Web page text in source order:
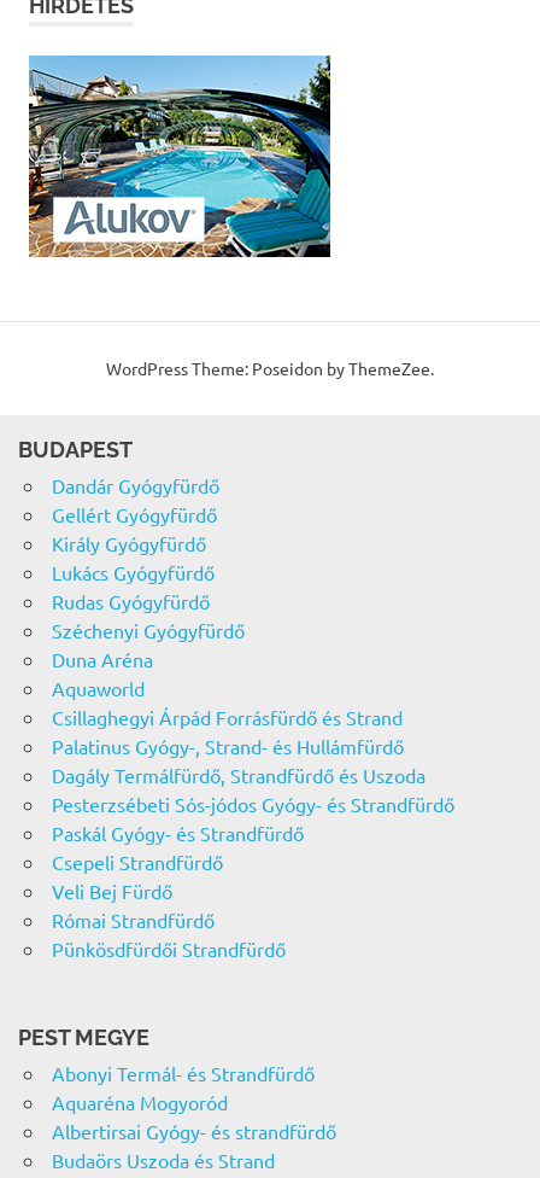
HIRDETÉS
WordPress Theme: Poseidon by ThemeZee.
BUDAPEST
Dandár Gyógyfürdő
Gellért Gyógyfürdő
Király Gyógyfürdő
Lukács Gyógyfürdő
Rudas Gyógyfürdő
Széchenyi Gyógyfürdő
Duna Aréna
Aquaworld
Csillaghegyi Árpád Forrásfürdő és Strand
Palatinus Gyógy-, Strand- és Hullámfürdő
Dagály Termálfürdő, Strandfürdő és Uszoda
Pesterzsébeti Sós-jódos Gyógy- és Strandfürdő
Paskál Gyógy- és Strandfürdő
Csepeli Strandfürdő
Veli Bej Fürdő
Római Strandfürdő
Pünkösdfürdői Strandfürdő
PEST MEGYE
Abonyi Termál- és Strandfürdő
Aquaréna Mogyoród
Albertirsai Gyógy- és strandfürdő
Budaörs Uszoda és Strand